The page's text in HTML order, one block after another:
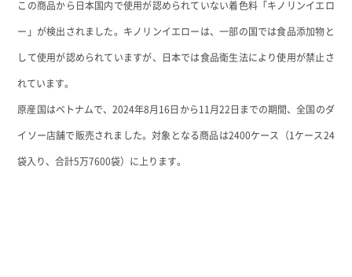
この商品から日本国内で使用が認められていない着色料「キノリンイエロ
ー」が検出されました。キノリンイエローは、一部の国では食品添加物と
して使用が認められていますが、日本では食品衛生法により使用が禁止さ
れています。
原産国はベトナムで、2024年8月16日から11月22日までの期間、全国のダ
イソー店舗で販売されました。対象となる商品は2400ケース（1ケース24
袋入り、合計5万7600袋）に上ります。